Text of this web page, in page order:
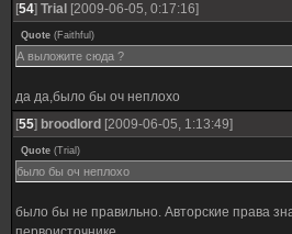
[54] Trial [2009-06-05, 0:17:16]
Quote (Faithful )
А выложите сюда ?
да да,было бы оч неплохо
[55] broodlord [2009-06-05, 1:13:49]
Quote (Trial )
было бы оч неплохо
было бы не правильно. Авторские права